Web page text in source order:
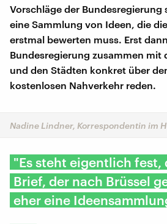
Vorschläge der Bundesregierung
eine Sammlung von Ideen, die
erstmal bewerten muss. Erst
Bundesregierung zusammen mit
und den Städten konkret über
kostenlosen Nahverkehr reden.
Nadine Lindner, Korrespondentin im
"Es steht eigentlich fest,
Brief, der nach Brüssel
eher eine